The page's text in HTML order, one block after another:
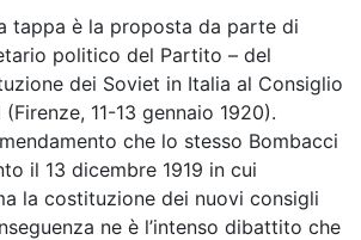
tappa è la proposta da parte di
politico del Partito – del
dei Soviet in Italia al Consiglio
11-13 gennaio 1920).
che lo stesso Bombacci
il 13 dicembre 1919 in cui
la costituzione dei nuovi consigli
ne è l’intenso dibattito che